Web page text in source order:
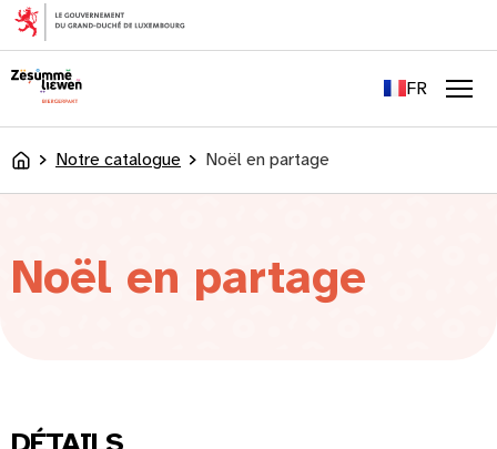
principal
FR
LU
AccueilNotre catalogue Noël en partage
Noël en partage